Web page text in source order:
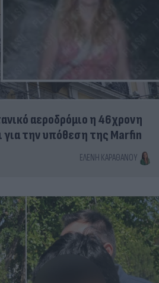
αεροδρόμιο η 46χρονη
για την υπόθεση της Marfin
ΕΛΈΝΗ ΚΑΡΑΘΆΝΟΥ